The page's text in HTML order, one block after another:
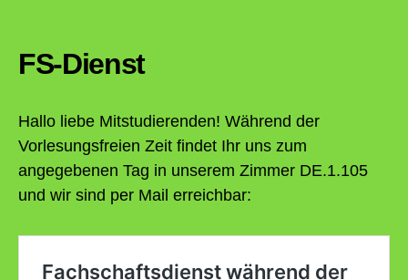
FS-Dienst
Hallo liebe Mitstudierenden! Während der
Vorlesungsfreien Zeit findet Ihr uns zum
angegebenen Tag in unserem Zimmer DE.1.105
und wir sind per Mail erreichbar: